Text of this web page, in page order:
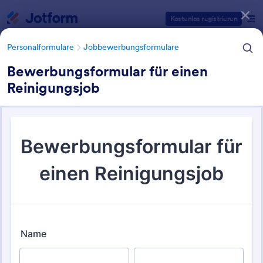
Kostenlos registrieren
Personalformulare Jobbewerbungsformulare
Bewerbungsformular für einen
Reinigungsjob
Jobbewerbungsformulare
64 Vorlagen
Formularvorlagen Kategorien